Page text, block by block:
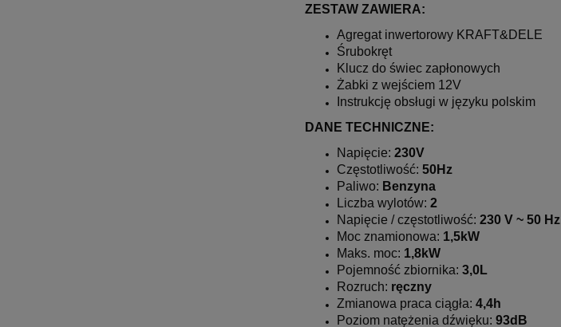
ZESTAW ZAWIERA:
Agregat inwertorowy KRAFT&DELE
Śrubokręt
Klucz do świec zapłonowych
Żabki z wejściem 12V
Instrukcję obsługi w języku polskim
DANE TECHNICZNE:
Napięcie: 230V
Częstotliwość: 50Hz
Paliwo: Benzyna
Liczba wylotów: 2
Napięcie / częstotliwość: 230 V ~ 50 Hz
Moc znamionowa: 1,5kW
Maks. moc: 1,8kW
Pojemność zbiornika: 3,0L
Rozruch: ręczny
Zmianowa praca ciągła: 4,4h
Poziom natężenia dźwięku: 93dB